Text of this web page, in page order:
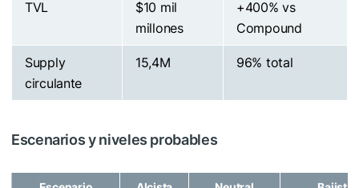
TVL
$10 mil
millones
+400% vs
Compound
Supply
circulante
15,4M 96% total
Escenarios y niveles probables